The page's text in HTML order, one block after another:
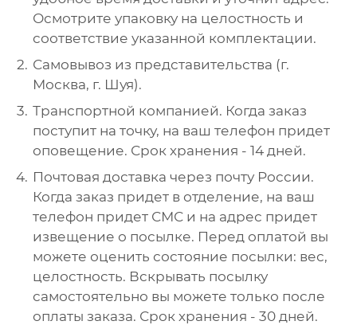
Осмотрите упаковку на целостность и
соответствие указанной комплектации.
Самовывоз из представительства (г.
Москва, г. Шуя).
Транспортной компанией. Когда заказ
поступит на точку, на ваш телефон придет
оповещение. Срок хранения - 14 дней.
Почтовая доставка через почту России.
Когда заказ придет в отделение, на ваш
телефон придет СМС и на адрес придет
извещение о посылке. Перед оплатой вы
можете оценить состояние посылки: вес,
целостность. Вскрывать посылку
самостоятельно вы можете только после
оплаты заказа. Срок хранения - 30 дней.